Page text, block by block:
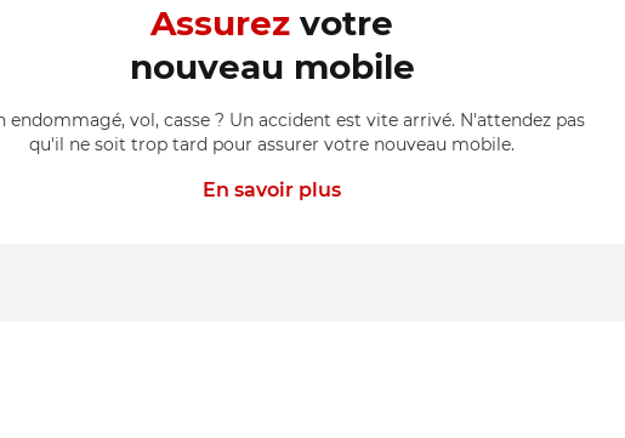
Assurez votre
nouveau mobile
endommagé, vol, casse ? Un accident est vite arrivé. N'attendez pas
qu'il ne soit trop tard pour assurer votre nouveau mobile.
En savoir plus